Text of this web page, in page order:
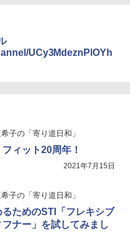
UCy3MdeznPlOYh
子の「寄り道日和」
ィット20周年！
2021年7月15日
子の「寄り道日和」
ためのSTI「フレキシブ
ナー」を試してみまし